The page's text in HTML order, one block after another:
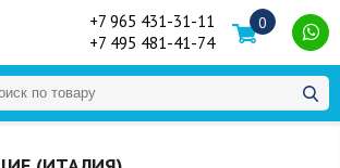
+7 965 431-31-11
+7 495 481-41-74
0